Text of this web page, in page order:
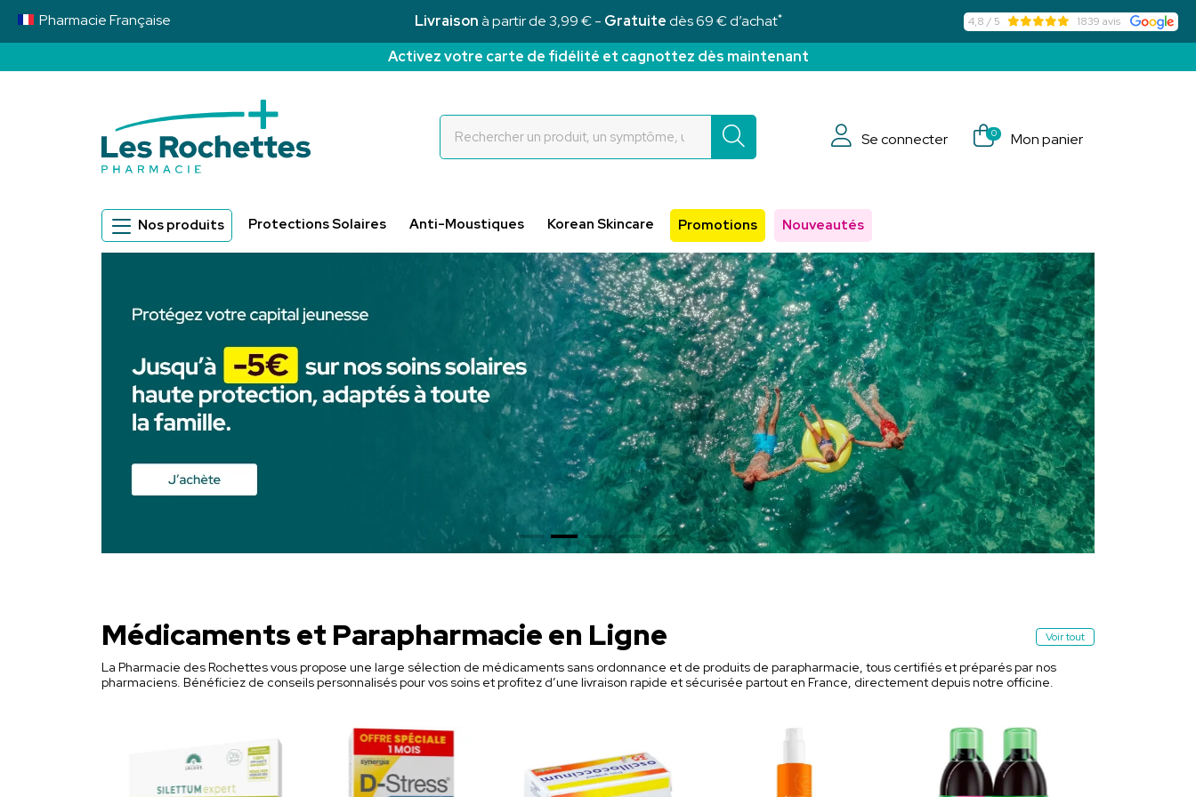
Livraisonà partir de 3,99 € - Gratuitedès 69 € d’achat*
PharmacieFrançaise 4,8 / 5 1839 avis
Activez votre carte de fidélité et cagnottez dès maintenant
Se connecter
0 Mon panier
Nos produits Protections Solaires Anti-Moustiques Korean Skincare Promotions Nouveautés
Médicaments et Parapharmacie en Ligne Voir tout
La Pharmacie des Rochettes vous propose une large sélection de médicaments sans ordonnance et de produits de parapharmacie, tous certifiés et préparés par nos
pharmaciens. Bénéficiez de conseils personnalisés pour vos soins et profitez d’une livraison rapide et sécurisée partout en France, directement depuis notre officine.